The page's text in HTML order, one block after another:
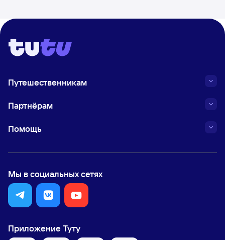
Путешественникам
Партнёрам
Помощь
Мы в социальных сетях
Приложение Туту